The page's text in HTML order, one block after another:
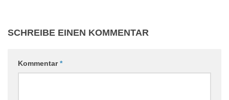
SCHREIBE EINEN KOMMENTAR
Kommentar*